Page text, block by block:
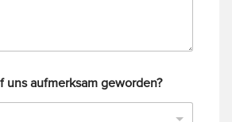
uns aufmerksam geworden?